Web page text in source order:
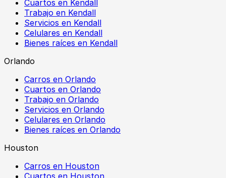
Cuartos en Kendall
Trabajo en Kendall
Servicios en Kendall
Celulares en Kendall
Bienes raíces en Kendall
Orlando
Carros en Orlando
Cuartos en Orlando
Trabajo en Orlando
Servicios en Orlando
Celulares en Orlando
Bienes raíces en Orlando
Houston
Carros en Houston
Cuartos en Houston